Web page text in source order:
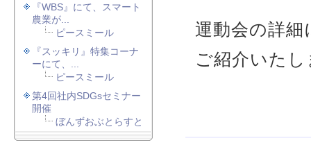
運動会の詳
ご紹介いた
『WBS』にて、スマート
農業が...
ピースミール
『スッキリ』特集コーナ
ーにて、...
ピースミール
第4回社内SDGsセミナー
開催
ぼんずおぶとらすと